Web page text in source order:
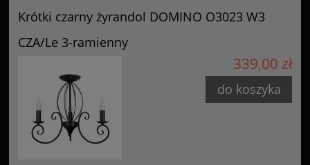
Krótki czarny żyrandol DOMINO O3023 W3
CZA/Le 3-ramienny
339,00 zł
do koszyka